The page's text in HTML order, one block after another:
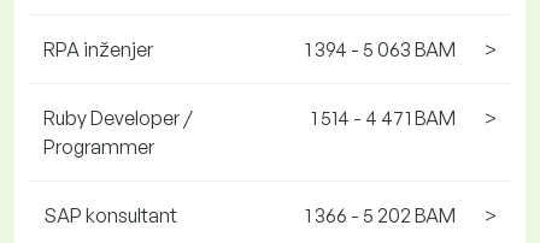
RPA inženjer 1 394 - 5 063 BAM >
Ruby Developer /
Programmer
1 514 - 4 471 BAM >
SAP konsultant 1 366 - 5 202 BAM >